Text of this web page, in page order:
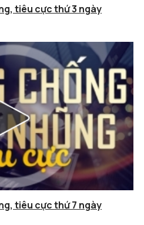
tiêu cực thứ 3 ngày
tiêu cực thứ 7 ngày